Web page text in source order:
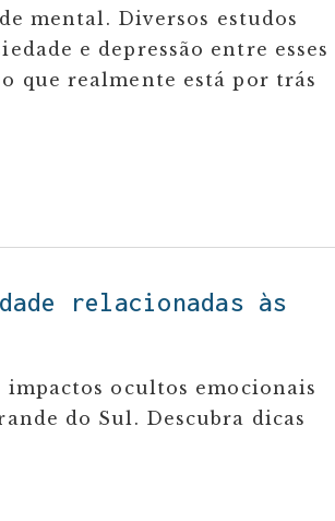
mental. Diversos estudos
e depressão entre esses
que realmente está por trás
relacionadas às
ocultos emocionais
do Sul. Descubra dicas